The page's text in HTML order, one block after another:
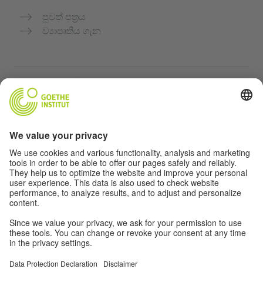
පුවත් පත්‍රය
ව්‍යාපෘතිය ගැන
ගෝතේ ආයතනයේ ජර්මන් භාෂා පාඨමාලා
ගුරුවරුන් සඳහා පෝර්ටලය "Deutschstunde"
රහස්‍යතා සහ ප්‍රවේශය
රහස්‍යතා සැකසුම්